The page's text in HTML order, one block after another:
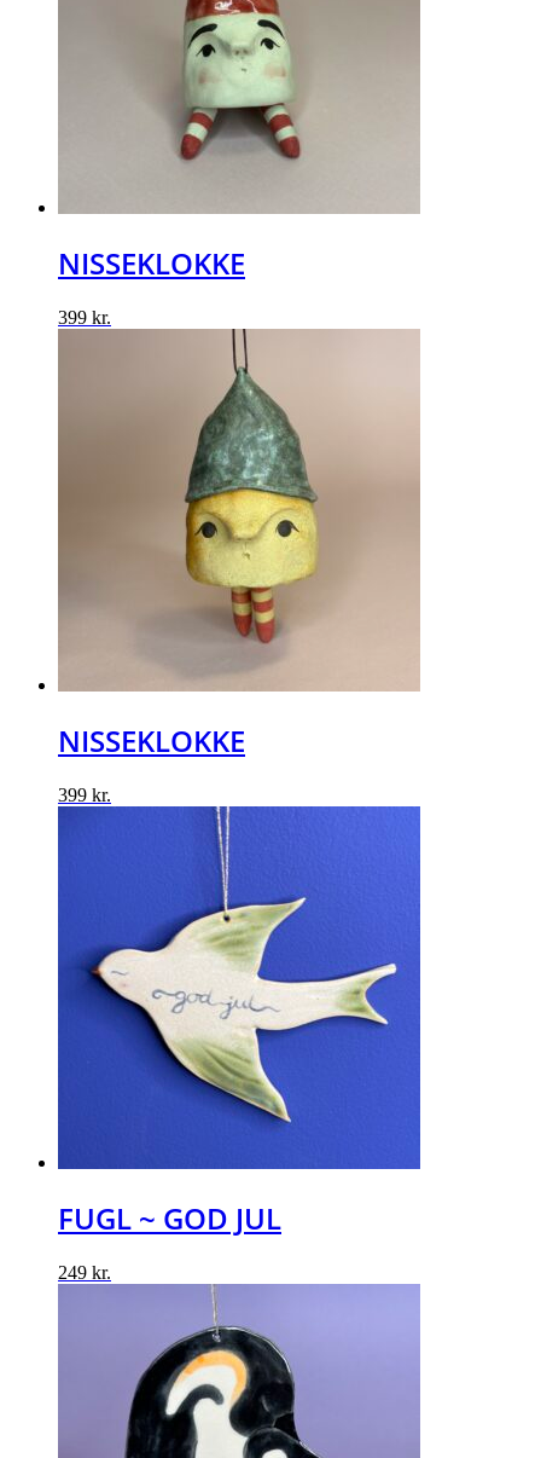
NISSEKLOKKE
399 kr.
NISSEKLOKKE
399 kr.
FUGL ~ GOD JUL
249 kr.